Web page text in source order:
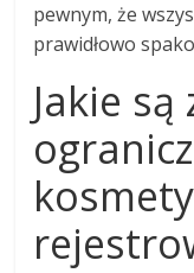
pewnym, że
prawidłowo
Jakie są